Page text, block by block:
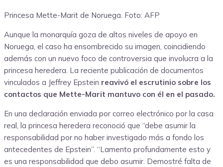
Princesa Mette-Marit de Noruega. Foto: AFP
Aunque la monarquía goza de altos niveles de apoyo en
Noruega, el caso ha ensombrecido su imagen, coincidiendo
además con un nuevo foco de controversia que involucra a la
princesa heredera. La reciente publicación de documentos
vinculados a Jeffrey Epstein reavivó el escrutinio sobre los
contactos que Mette-Marit mantuvo con él en el pasado.
En una declaración enviada por correo electrónico por la casa
real, la princesa heredera reconoció que “debe asumir la
responsabilidad por no haber investigado más a fondo los
antecedentes de Epstein”. “Lamento profundamente esto y
es una responsabilidad que debo asumir. Demostré falta de